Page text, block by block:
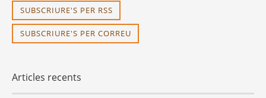
SUBSCRIURE'S PER RSS
SUBSCRIURE'S PER CORREU
Articles recents